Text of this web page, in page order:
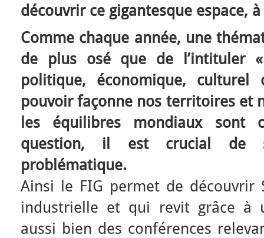
découvrir ce gigantesque espace,
Comme chaque année, une
de plus osé que de l’intituler
politique, économique, culturel
pouvoir façonne nos territoires et
les équilibres mondiaux sont
question, il est crucial de
problématique.
Ainsi le FIG permet de découvrir
industrielle et qui revit grâce à
aussi bien des conférences